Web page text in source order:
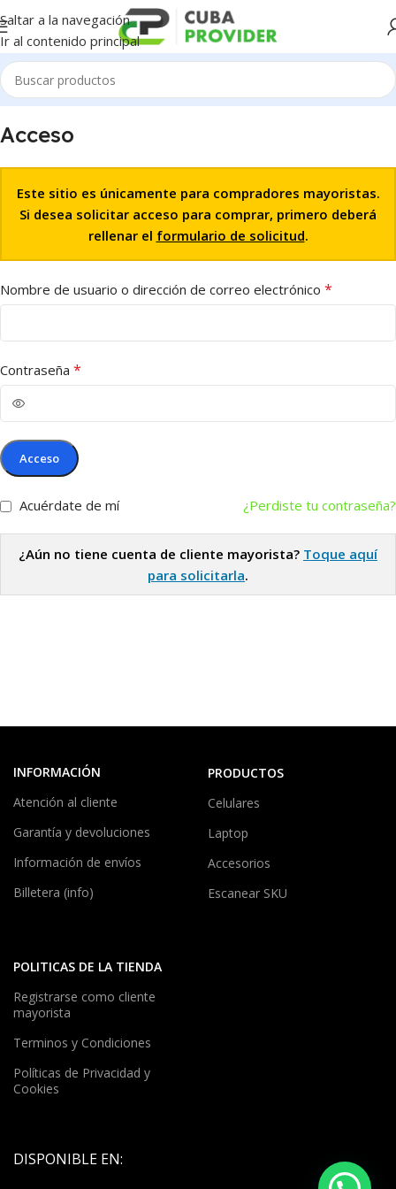
Saltar a la navegación
Ir al contenido principal
Acceso
Este sitio es únicamente para compradores mayoristas.
Si desea solicitar acceso para comprar, primero deberá
rellenar el formulario de solicitud.
Nombre de usuario o dirección de correo electrónico *
Contraseña *
Acceso
¿Perdiste tu contraseña?
Acuérdate de mí
¿Aún no tiene cuenta de cliente mayorista? Toque aquí
para solicitarla.
INFORMACIÓN
Atención al cliente
Garantía y devoluciones
Información de envíos
Billetera (info)
PRODUCTOS
Celulares
Laptop
Accesorios
Escanear SKU
POLITICAS DE LA TIENDA
Registrarse como cliente
mayorista
Terminos y Condiciones
Políticas de Privacidad y
Cookies
DISPONIBLE EN: